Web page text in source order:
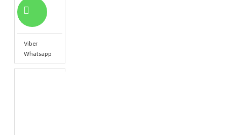
Viber
Whatsapp